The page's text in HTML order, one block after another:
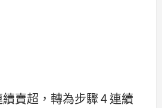
賣超，轉為步驟 4 連續